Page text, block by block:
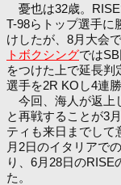
憂也は32歳。RISE
T-98らトップ選手に
けしたが、8月大会
トボクシングでは
をつけた上で延長判
選手を2R KOし4連勝
今回、海人が返上
と再戦することが3
ティも来日までして
月2日のイタリアで
り、6月28日のRISE
た。